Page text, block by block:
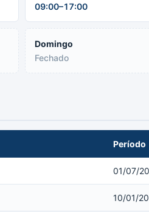
09:00–17:00
Domingo
Fechado
Período
01/07/
10/01/